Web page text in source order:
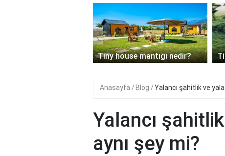
Tiny house mantığı nedir?
‹
Anasayfa Blog Yalancı şahitlik ve
Yalancı
aynı şey mi?